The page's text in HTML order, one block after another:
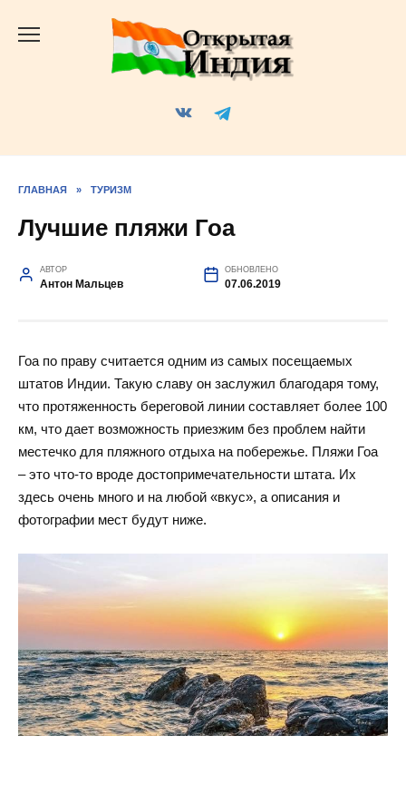
ГЛАВНАЯ » ТУРИЗМ
Лучшие пляжи Гоа
АВТОР
Антон Мальцев
ОБНОВЛЕНО
07.06.2019
Гоа по праву считается одним из самых посещаемых
штатов Индии. Такую славу он заслужил благодаря тому,
что протяженность береговой линии составляет более 100
км, что дает возможность приезжим без проблем найти
местечко для пляжного отдыха на побережье. Пляжи Гоа
– это что-то вроде достопримечательности штата. Их
здесь очень много и на любой «вкус», а описания и
фотографии мест будут ниже.